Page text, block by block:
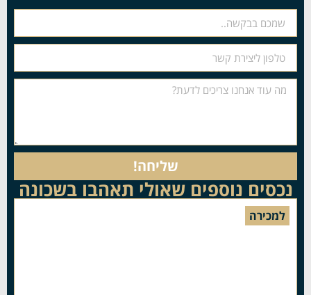
שליחה!
נכסים נוספים שאולי תאהבו בשכונה
למכירה